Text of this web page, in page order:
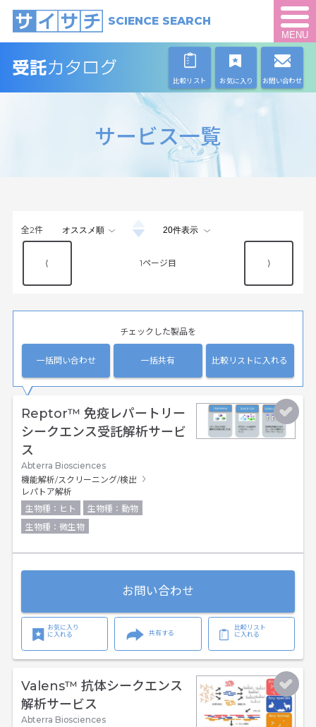
SCIENCE SEARCH
MENU
比較リスト お気に入り お問い合わせ
サービス一覧
全2件
⟨ 1 ⟩
チェックした製品を
一括問い合わせ 一括共有 比較リストに入れる
Reptor™ 免疫レパートリー
シークエンス受託解析サービ
ス
Abterra Biosciences
機能解析/スクリーニング/検出
レパトア解析
生物種：ヒト
生物種：動物
生物種：微生物
お問い合わせ
お気に入り
に入れる
共有する
比較リスト
に入れる
Valens™ 抗体シークエンス
解析サービス
Abterra Biosciences